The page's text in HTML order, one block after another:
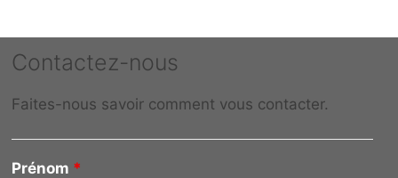
Contactez-nous
Faites-nous savoir comment vous contacter.
Prénom *